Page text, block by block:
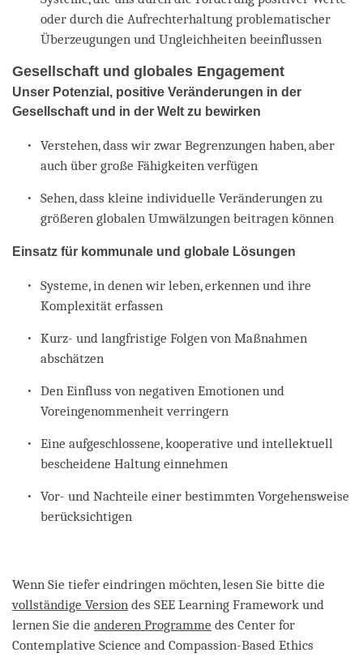
oder durch die Aufrechterhaltung problematischer
Überzeugungen und Ungleichheiten beeinflussen
Gesellschaft und globales Engagement
Unser Potenzial, positive Veränderungen in der
Gesellschaft und in der Welt zu bewirken
Verstehen, dass wir zwar Begrenzungen haben, aber
auch über große Fähigkeiten verfügen
Sehen, dass kleine individuelle Veränderungen zu
größeren globalen Umwälzungen beitragen können
Einsatz für kommunale und globale Lösungen
Systeme, in denen wir leben, erkennen und ihre
Komplexität erfassen
Kurz- und langfristige Folgen von Maßnahmen
abschätzen
Den Einfluss von negativen Emotionen und
Voreingenommenheit verringern
Eine aufgeschlossene, kooperative und intellektuell
bescheidene Haltung einnehmen
Vor- und Nachteile einer bestimmten Vorgehensweise
berücksichtigen
Wenn Sie tiefer eindringen möchten, lesen Sie bitte die
vollständige Version des SEE Learning Framework und
lernen Sie die anderen Programme des Center for
Contemplative Science and Compassion-Based Ethics